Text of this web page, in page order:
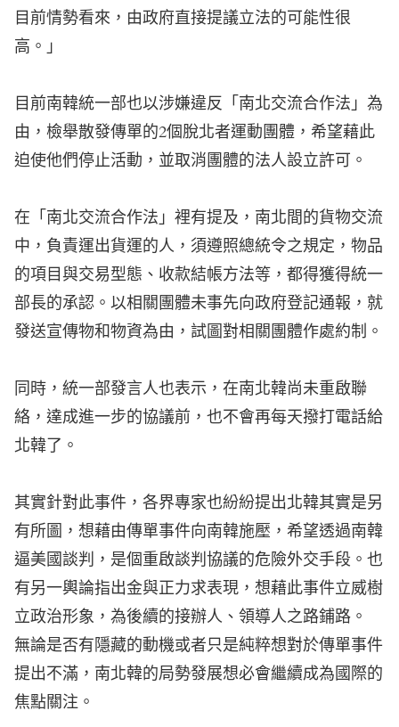
目前情勢看來，由政府直接提議立法的可能性很
高。」
目前南韓統一部也以涉嫌違反「南北交流合作法」為
由，檢舉散發傳單的2個脫北者運動團體，希望藉此
迫使他們停止活動，並取消團體的法人設立許可。
在「南北交流合作法」裡有提及，南北間的貨物交流
中，負責運出貨運的人，須遵照總統令之規定，物品
的項目與交易型態、收款結帳方法等，都得獲得統一
部長的承認。以相關團體未事先向政府登記通報，就
發送宣傳物和物資為由，試圖對相關團體作處約制。
同時，統一部發言人也表示，在南北韓尚未重啟聯
絡，達成進一步的協議前，也不會再每天撥打電話給
北韓了。
其實針對此事件，各界專家也紛紛提出北韓其實是另
有所圖，想藉由傳單事件向南韓施壓，希望透過南韓
逼美國談判，是個重啟談判協議的危險外交手段。也
有另一輿論指出金與正力求表現，想藉此事件立威樹
立政治形象，為後續的接辦人、領導人之路鋪路。
無論是否有隱藏的動機或者只是純粹想對於傳單事件
提出不滿，南北韓的局勢發展想必會繼續成為國際的
焦點關注。